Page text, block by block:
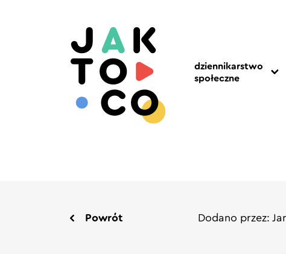
dziennikarstwo
społeczne
Powrót Dodano przez: